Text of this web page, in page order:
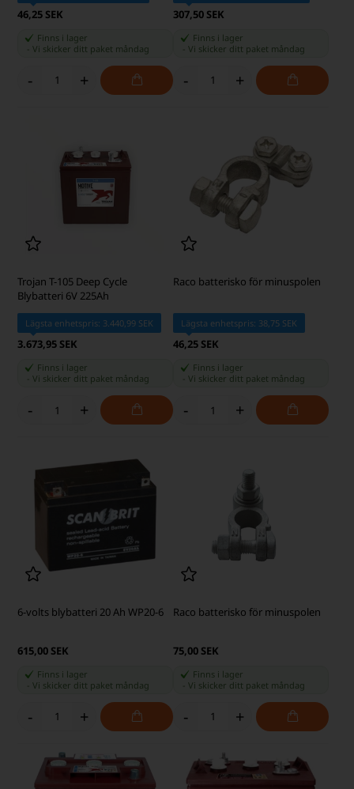
46,25 SEK
Finns i lager
-Vi skicker ditt paket måndag
- +
307,50 SEK
Finns i lager
Vi skicker ditt paket måndag
- +
Trojan T-105 Deep Cycle
Blybatteri 6V 225Ah
Lägsta enhetspris: 3.440,99 SEK
3.673,95 SEK
Finns i lager
-Vi skicker ditt paket måndag
- +
Raco batterisko för minuspolen
Lägsta enhetspris: 38,75 SEK
46,25 SEK
Finns i lager
Vi skicker ditt paket måndag
- +
6-volts blybatteri 20 Ah WP20-6
615,00 SEK
Finns i lager
-Vi skicker ditt paket måndag
- +
Raco batterisko för minuspolen
75,00 SEK
Finns i lager
Vi skicker ditt paket måndag
- +